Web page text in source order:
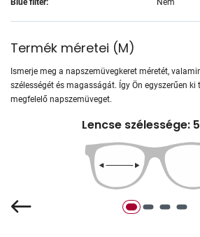
Blue filter: Nem
Termék méretei (M)
Ismerje meg a napszemüvegkeret méretét,
szélességét és magasságát. Így Ön egyszerűen
megfelelő napszemüveget.
Lencse szélessége: